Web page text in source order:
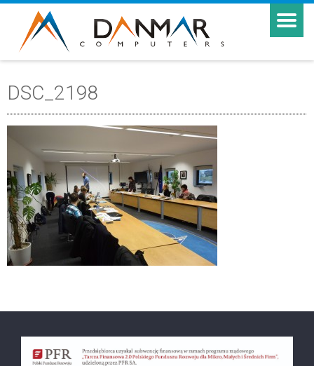
DSC_2198